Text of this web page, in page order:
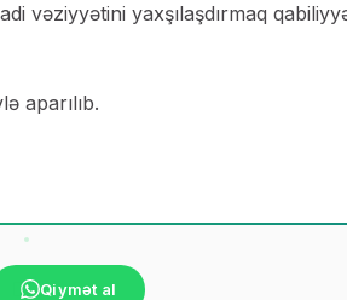
vəziyyətini yaxşılaşdırmaq
aparılıb.
Qiymət al